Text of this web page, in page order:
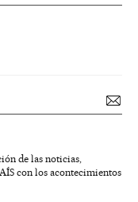
de las noticias,
con los acontecimientos